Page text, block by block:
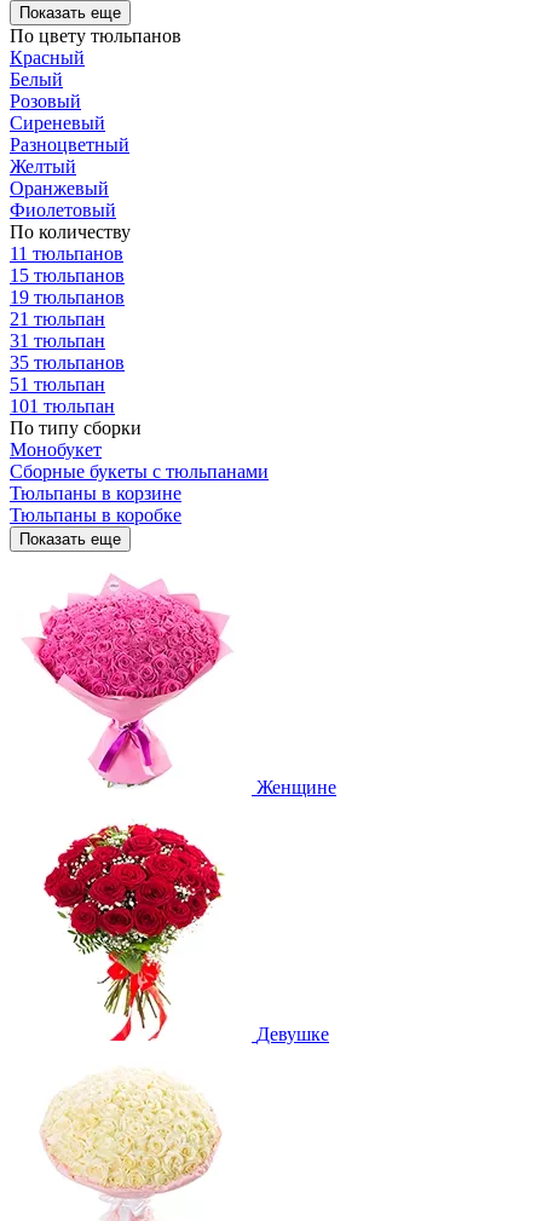
Показать еще
По цвету тюльпанов
Красный
Белый
Розовый
Сиреневый
Разноцветный
Желтый
Оранжевый
Фиолетовый
По количеству
11 тюльпанов
15 тюльпанов
19 тюльпанов
21 тюльпан
31 тюльпан
35 тюльпанов
51 тюльпан
101 тюльпан
По типу сборки
Монобукет
Сборные букеты с тюльпанами
Тюльпаны в корзине
Тюльпаны в коробке
Показать еще
Женщине
Девушке